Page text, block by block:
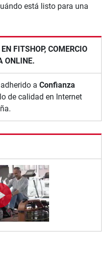
FITSHOP, COMERCIO
ONLINE.
a Confianza
de calidad en Internet
está listo para una